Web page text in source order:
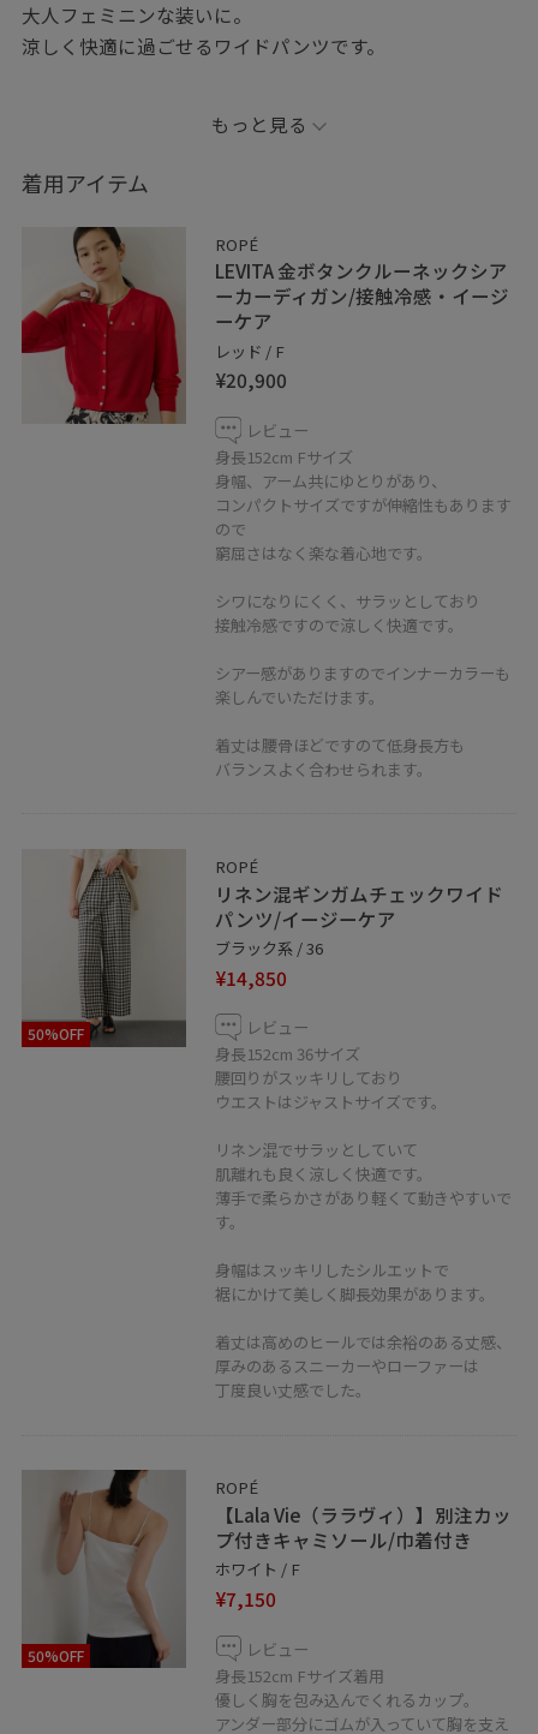
大人フェミニンな装いに。
涼しく快適に過ごせるワイドパンツです。
美脚stylingになります。
軽くて動きやすく
オンオフ活躍できるアイテムです。
※靴は私物になります。
※店頭及び屋外での撮影画像は、光の当たり具合で色味
が異なって見える場合がございます。商品の色味はスタ
ジオ撮影の画像をご参照下さい。
なかなか外に出られないという方、
お取り置きなどもお伺い出来ます！
是非、お気軽にメッセージ送ってください。
♡ボタンを押してお気に入りに！
お気に入りしていただくと、気になったコーディネート
もっと見る
着用アイテム
ROPÉ
LEVITA 金ボタンクルーネックシア
ーカーディガン/接触冷感・イージ
ーケア
レッド / F
¥20,900
レビュー
身長152cm Fサイズ
身幅、アーム共にゆとりがあり、
コンパクトサイズですが伸縮性もあります
ので
窮屈さはなく楽な着心地です。
シワになりにくく、サラッとしており
接触冷感ですので涼しく快適です。
シアー感がありますのでインナーカラーも
楽しんでいただけます。
着丈は腰骨ほどですのて低身長方も
バランスよく合わせられます。
50%OFF
ROPÉ
リネン混ギンガムチェックワイド
パンツ/イージーケア
ブラック系 / 36
¥14,850
レビュー
身長152cm 36サイズ
腰回りがスッキリしており
ウエストはジャストサイズです。
リネン混でサラッとしていて
肌離れも良く涼しく快適です。
薄手で柔らかさがあり軽くて動きやすいで
す。
身幅はスッキリしたシルエットで
裾にかけて美しく脚長効果があります。
着丈は高めのヒールでは余裕のある丈感、
厚みのあるスニーカーやローファーは
丁度良い丈感でした。
50%OFF
ROPÉ
【Lala Vie（ララヴィ）】別注カッ
プ付きキャミソール/巾着付き
ホワイト / F
¥7,150
レビュー
身長152cm Fサイズ着用
優しく胸を包み込んでくれるカップ。
アンダー部分にゴムが入っていて胸を支え